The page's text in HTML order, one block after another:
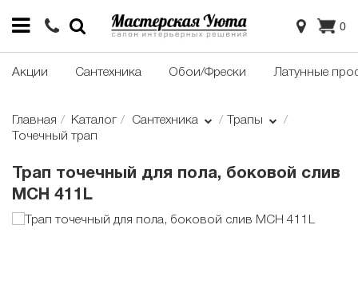
0
Акции Сантехника Обои/Фрески Латунные
Главная Каталог Сантехника
Трапы
Точечный трап
Трап точечный для пола, боковой слив
MCH 411L